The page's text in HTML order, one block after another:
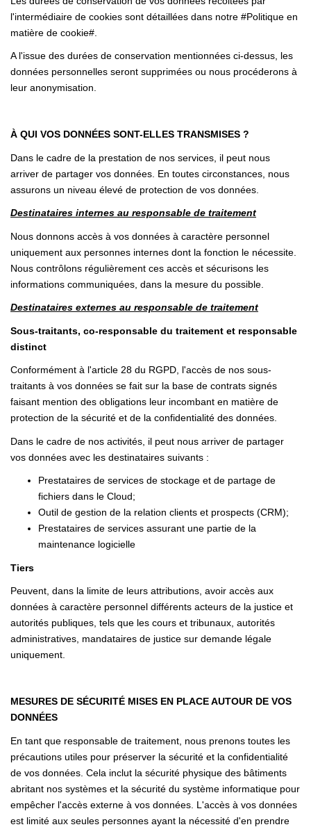
l'intermédiaire de cookies sont détaillées dans notre #Politique en
matière de cookie#.
A l'issue des durées de conservation mentionnées ci-dessus, les
données personnelles seront supprimées ou nous procéderons à
leur anonymisation.
À QUI VOS DONNÉES SONT-ELLES TRANSMISES ?
Dans le cadre de la prestation de nos services, il peut nous
arriver de partager vos données. En toutes circonstances, nous
assurons un niveau élevé de protection de vos données.
Destinataires internes au responsable de traitement
Nous donnons accès à vos données à caractère personnel
uniquement aux personnes internes dont la fonction le nécessite.
Nous contrôlons régulièrement ces accès et sécurisons les
informations communiquées, dans la mesure du possible.
Destinataires externes au responsable de traitement
Sous-traitants, co-responsable du traitement et responsable
distinct
Conformément à l'article 28 du RGPD, l'accès de nos sous-
traitants à vos données se fait sur la base de contrats signés
faisant mention des obligations leur incombant en matière de
protection de la sécurité et de la confidentialité des données.
Dans le cadre de nos activités, il peut nous arriver de partager
vos données avec les destinataires suivants :
Prestataires de services de stockage et de partage de
fichiers dans le Cloud;
Outil de gestion de la relation clients et prospects (CRM);
Prestataires de services assurant une partie de la
maintenance logicielle
Tiers
Peuvent, dans la limite de leurs attributions, avoir accès aux
données à caractère personnel différents acteurs de la justice et
autorités publiques, tels que les cours et tribunaux, autorités
administratives, mandataires de justice sur demande légale
uniquement.
MESURES DE SÉCURITÉ MISES EN PLACE AUTOUR DE VOS
DONNÉES
En tant que responsable de traitement, nous prenons toutes les
précautions utiles pour préserver la sécurité et la confidentialité
de vos données. Cela inclut la sécurité physique des bâtiments
abritant nos systèmes et la sécurité du système informatique pour
empêcher l'accès externe à vos données. L'accès à vos données
est limité aux seules personnes ayant la nécessité d'en prendre